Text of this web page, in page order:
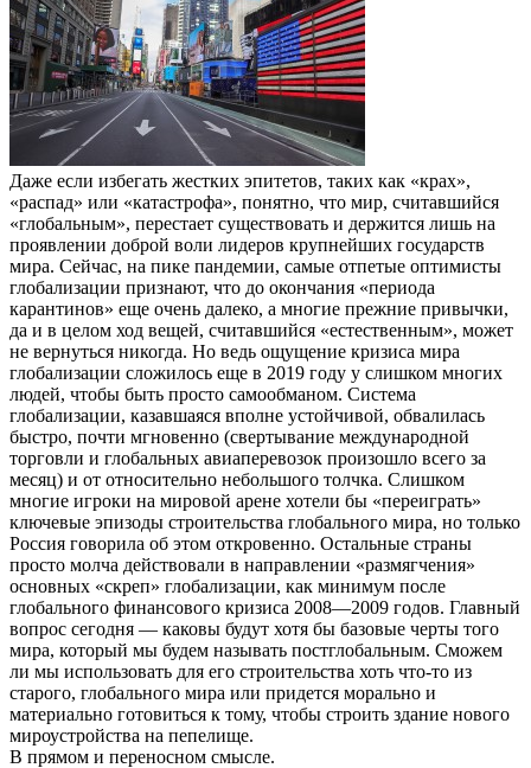
Даже если избегать жестких эпитетов, таких как «крах»,
«распад» или «катастрофа», понятно, что мир, считавшийся
«глобальным», перестает существовать и держится лишь на
проявлении доброй воли лидеров крупнейших государств
мира. Сейчас, на пике пандемии, самые отпетые оптимисты
глобализации признают, что до окончания «периода
карантинов» еще очень далеко, а многие прежние привычки,
да и в целом ход вещей, считавшийся «естественным», может
не вернуться никогда. Но ведь ощущение кризиса мира
глобализации сложилось еще в 2019 году у слишком многих
людей, чтобы быть просто самообманом. Система
глобализации, казавшаяся вполне устойчивой, обвалилась
быстро, почти мгновенно (свертывание международной
торговли и глобальных авиаперевозок произошло всего за
месяц) и от относительно небольшого толчка. Слишком
многие игроки на мировой арене хотели бы «переиграть»
ключевые эпизоды строительства глобального мира, но только
Россия говорила об этом откровенно. Остальные страны
просто молча действовали в направлении «размягчения»
основных «скреп» глобализации, как минимум после
глобального финансового кризиса 2008—2009 годов. Главный
вопрос сегодня — каковы будут хотя бы базовые черты того
мира, который мы будем называть постглобальным. Сможем
ли мы использовать для его строительства хоть что-то из
старого, глобального мира или придется морально и
материально готовиться к тому, чтобы строить здание нового
мироустройства на пепелище.
В прямом и переносном смысле.